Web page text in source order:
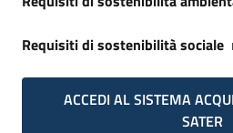
Requisiti di sostenibilità sociale
ACCEDI AL SISTEMA
SATER